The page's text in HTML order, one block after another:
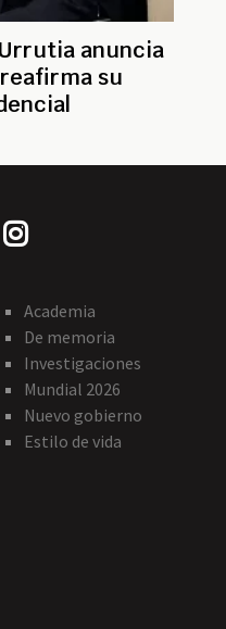
anuncia
su
Academia
De memoria
Investigaciones
Mundial 2026
Nuevo gobierno
Estilo de vida